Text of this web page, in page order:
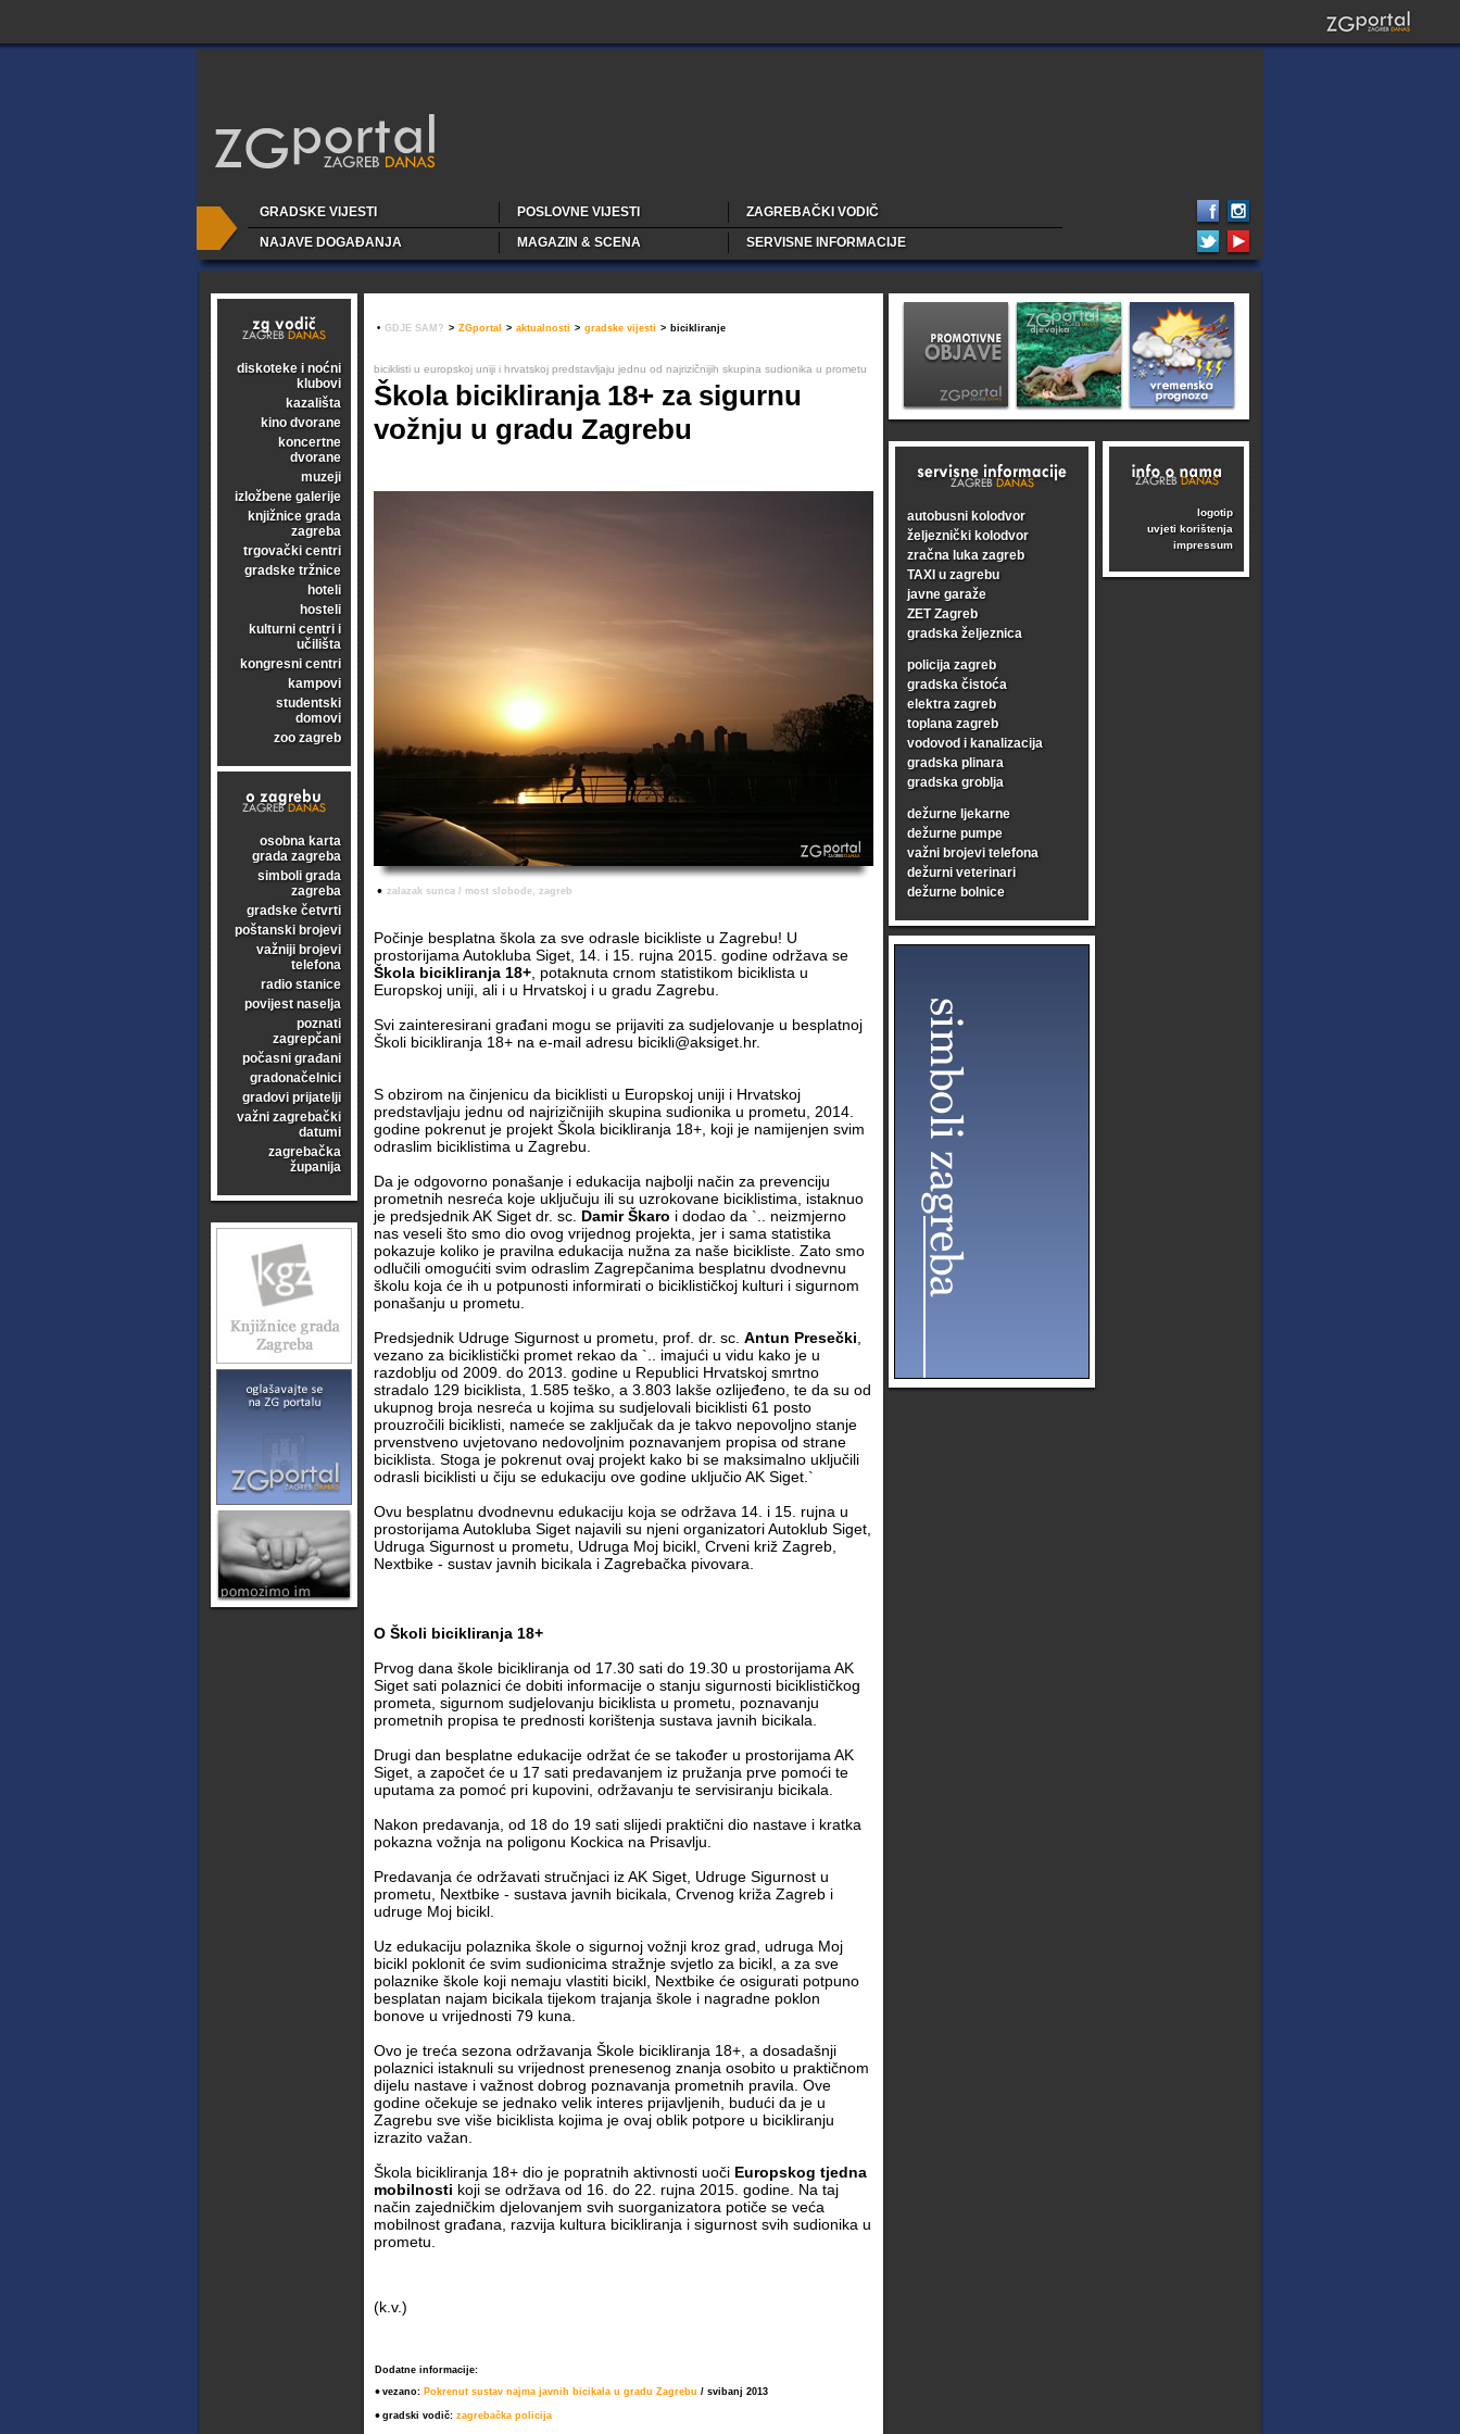
GRADSKE VIJESTI POSLOVNE VIJESTI
ZAGREBAČKI VODIČ
NAJAVE DOGAĐANJA
MAGAZIN & SCENA SERVISNE INFORMACIJE
diskoteke i noćni
klubovi
kazališta
kino dvorane
koncertne
dvorane
muzeji
izložbene galerije
knjižnice grada
zagreba
trgovački centri
gradske tržnice
hoteli
hosteli
kulturni centri i
učilišta
kongresni centri
kampovi
studentski
domovi
zoo zagreb
osobna karta
grada zagreba
simboli grada
zagreba
gradske četvrti
poštanski brojevi
važniji brojevi
telefona
radio stanice
povijest naselja
poznati
zagrepčani
počasni građani
gradonačelnici
gradovi prijatelji
važni zagrebački
datumi
zagrebačka
županija
• GDJE SAM? > ZGportal > aktualnosti > gradske vijesti > bicikliranje
biciklisti u europskoj uniji i hrvatskoj predstavljaju jednu od najrizičnijih skupina sudionika u prometu
Škola bicikliranja 18+ za sigurnu
vožnju u gradu Zagrebu
• zalazak sunca / most slobode, zagreb
Počinje besplatna škola za sve odrasle bicikliste u Zagrebu! U
prostorijama Autokluba Siget, 14. i 15. rujna 2015. godine održava se
Škola bicikliranja 18+ , potaknuta crnom statistikom biciklista u
Europskoj uniji, ali i u Hrvatskoj i u gradu Zagrebu.
Svi zainteresirani građani mogu se prijaviti za sudjelovanje u besplatnoj
Školi bicikliranja 18+ na e-mail adresu bicikli@aksiget.hr.
S obzirom na činjenicu da biciklisti u Europskoj uniji i Hrvatskoj
predstavljaju jednu od najrizičnijih skupina sudionika u prometu, 2014.
godine pokrenut je projekt Škola bicikliranja 18+, koji je namijenjen svim
odraslim biciklistima u Zagrebu.
Da je odgovorno ponašanje i edukacija najbolji način za prevenciju
prometnih nesreća koje uključuju ili su uzrokovane biciklistima, istaknuo
je predsjednik AK Siget dr. sc. Damir Škaro i dodao da `.. neizmjerno
nas veseli što smo dio ovog vrijednog projekta, jer i sama statistika
pokazuje koliko je pravilna edukacija nužna za naše bicikliste. Zato smo
odlučili omogućiti svim odraslim Zagrepčanima besplatnu dvodnevnu
školu koja će ih u potpunosti informirati o biciklističkoj kulturi i sigurnom
ponašanju u prometu.
Predsjednik Udruge Sigurnost u prometu, prof. dr. sc. Antun Presečki
vezano za biciklistički promet rekao da `.. imajući u vidu kako je u
razdoblju od 2009. do 2013. godine u Republici Hrvatskoj smrtno
stradalo 129 biciklista, 1.585 teško, a 3.803 lakše ozlijeđeno, te da su od
ukupnog broja nesreća u kojima su sudjelovali biciklisti 61 posto
prouzročili biciklisti, nameće se zaključak da je takvo nepovoljno stanje
prvenstveno uvjetovano nedovoljnim poznavanjem propisa od strane
biciklista. Stoga je pokrenut ovaj projekt kako bi se maksimalno uključili
odrasli biciklisti u čiju se edukaciju ove godine uključio AK Siget.`
Ovu besplatnu dvodnevnu edukaciju koja se održava 14. i 15. rujna u
prostorijama Autokluba Siget najavili su njeni organizatori Autoklub Siget,
Udruga Sigurnost u prometu, Udruga Moj bicikl, Crveni križ Zagreb,
Nextbike - sustav javnih bicikala i Zagrebačka pivovara.
O Školi bicikliranja 18+
Prvog dana škole bicikliranja od 17.30 sati do 19.30 u prostorijama AK
Siget sati polaznici će dobiti informacije o stanju sigurnosti biciklističkog
prometa, sigurnom sudjelovanju biciklista u prometu, poznavanju
prometnih propisa te prednosti korištenja sustava javnih bicikala.
Drugi dan besplatne edukacije održat će se također u prostorijama AK
Siget, a započet će u 17 sati predavanjem iz pružanja prve pomoći te
uputama za pomoć pri kupovini, održavanju te servisiranju bicikala.
Nakon predavanja, od 18 do 19 sati slijedi praktični dio nastave i kratka
pokazna vožnja na poligonu Kockica na Prisavlju.
Predavanja će održavati stručnjaci iz AK Siget, Udruge Sigurnost u
prometu, Nextbike - sustava javnih bicikala, Crvenog križa Zagreb i
udruge Moj bicikl.
Uz edukaciju polaznika škole o sigurnoj vožnji kroz grad, udruga Moj
bicikl poklonit će svim sudionicima stražnje svjetlo za bicikl, a za sve
polaznike škole koji nemaju vlastiti bicikl, Nextbike će osigurati potpuno
besplatan najam bicikala tijekom trajanja škole i nagradne poklon
bonove u vrijednosti 79 kuna.
Ovo je treća sezona održavanja Škole bicikliranja 18+, a dosadašnji
polaznici istaknuli su vrijednost prenesenog znanja osobito u praktičnom
dijelu nastave i važnost dobrog poznavanja prometnih pravila. Ove
godine očekuje se jednako velik interes prijavljenih, budući da je u
Zagrebu sve više biciklista kojima je ovaj oblik potpore u bicikliranju
izrazito važan.
Škola bicikliranja 18+ dio je popratnih aktivnosti uoči Europskog tjedna
mobilnosti koji se održava od 16. do 22. rujna 2015. godine. Na taj
način zajedničkim djelovanjem svih suorganizatora potiče se veća
mobilnost građana, razvija kultura bicikliranja i sigurnost svih sudionika u
prometu.
(k.v.)
Dodatne informacije:
• vezano: Pokrenut sustav najma javnih bicikala u gradu Zagrebu / svibanj 2013
• gradski vodič: zagrebačka policija
autobusni kolodvor
željeznički kolodvor
zračna luka zagreb
TAXI u zagrebu
javne garaže
ZET Zagreb
gradska željeznica
policija zagreb
gradska čistoća
elektra zagreb
toplana zagreb
vodovod i kanalizacija
gradska plinara
gradska groblja
dežurne ljekarne
dežurne pumpe
važni brojevi telefona
dežurni veterinari
dežurne bolnice
logotip
uvjeti korištenja
impressum